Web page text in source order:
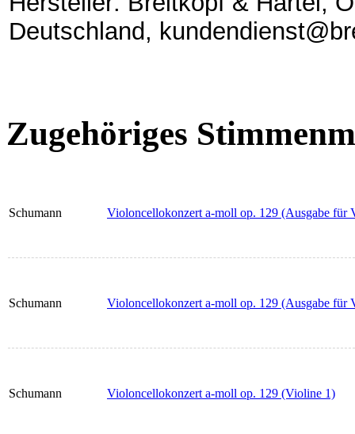
Deutschland,
Zugehöriges
Schumann Violoncellokonzert a-moll op. 129 (Ausgabe für
Schumann Violoncellokonzert a-moll op. 129 (Ausgabe für
Schumann Violoncellokonzert a-moll op. 129 (Violine 1)